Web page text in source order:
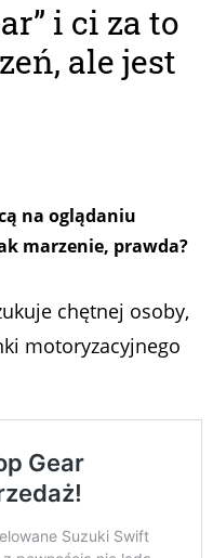
i ci za to
ale jest
na oglądaniu
marzenie, prawda?
chętnej osoby,
motoryzacyjnego